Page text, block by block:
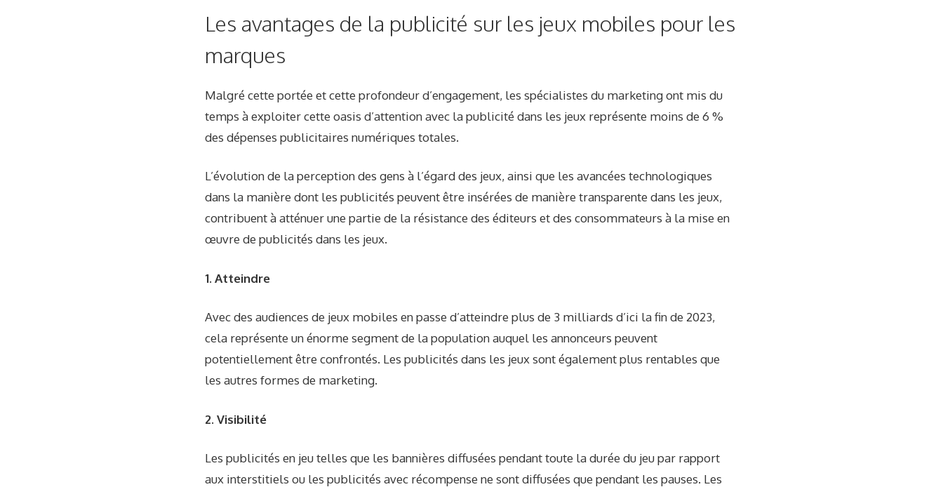
Les avantages de la publicité sur les jeux mobiles pour les
marques
Malgré cette portée et cette profondeur d’engagement, les spécialistes du marketing ont mis du
temps à exploiter cette oasis d’attention avec la publicité dans les jeux représente moins de 6 %
des dépenses publicitaires numériques totales.
L’évolution de la perception des gens à l’égard des jeux, ainsi que les avancées technologiques
dans la manière dont les publicités peuvent être insérées de manière transparente dans les jeux,
contribuent à atténuer une partie de la résistance des éditeurs et des consommateurs à la mise en
œuvre de publicités dans les jeux.
1. Atteindre
Avec des audiences de jeux mobiles en passe d’atteindre plus de 3 milliards d’ici la fin de 2023,
cela représente un énorme segment de la population auquel les annonceurs peuvent
potentiellement être confrontés. Les publicités dans les jeux sont également plus rentables que
les autres formes de marketing.
2. Visibilité
Les publicités en jeu telles que les bannières diffusées pendant toute la durée du jeu par rapport
aux interstitiels ou les publicités avec récompense ne sont diffusées que pendant les pauses. Les